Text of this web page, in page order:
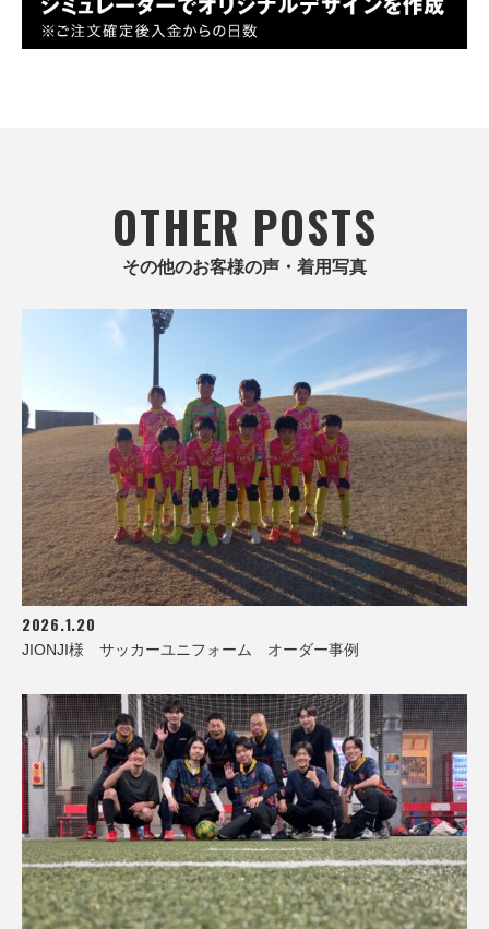
OTHER POSTS
その他のお客様の声・着用写真
2026.1.20
JIONJI様 サッカーユニフォーム オーダー事例